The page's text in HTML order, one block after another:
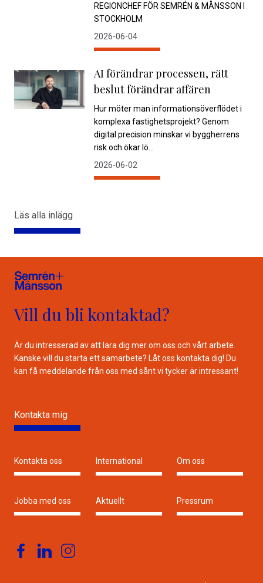
REGIONCHEF FÖR SEMRÉN & MÅNSSON I
STOCKHOLM
2026-06-04
AI förändrar processen, rätt
beslut förändrar affären
Hur möter man informationsöverflödet i
komplexa fastighetsprojekt? Genom
digital precision minskar vi byggherrens
risk och ökar lö...
2026-06-02
Läs alla inlägg
Vill du bli kontaktad?
Är du intresserad av att lära dig mer om oss och vårt arbete.
Kanske vill du starta ett samarbete? Låt oss kontakta dig! Du
kan få meddelande från oss med sånt vi tycker är intressant!
Kontakta mig
Kontakta oss International Om oss
Jobba med oss Aktuellt Pressrum